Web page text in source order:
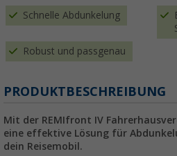
Schnelle Abdunkelung
Robust und passgenau
PRODUKTBESCHREIBUNG
Mit der REMIfront IV
eine effektive Lösung für
dein Reisemobil.